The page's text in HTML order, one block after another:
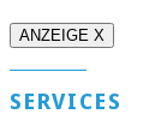
ANZEIGE X
SERVICES